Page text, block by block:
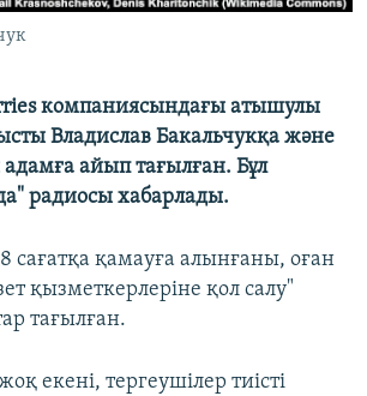
компаниясындағы атышулы
Владислав Бакальчукқа және
адамға айып тағылған. Бұл
радиосы хабарлады.
сағатқа қамауға алынғаны, оған
қызметкерлеріне қол салу"
тағылған.
екені, тергеушілер тиісті